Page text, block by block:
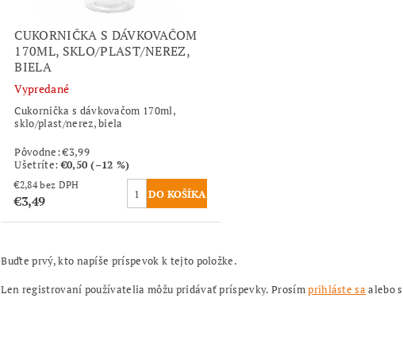
CUKORNIČKA S DÁVKOVAČOM
170ML, SKLO/PLAST/NEREZ,
BIELA
Vypredané
Cukornička s dávkovačom 170ml,
sklo/plast/nerez, biela
Pôvodne:€3,99
Ušetríte:€0,50 (–12 %)
€2,84 bez DPH
€3,49
Buďte prvý, kto napíše príspevok k tejto položke.
Len registrovaní používatelia môžu pridávať príspevky. Prosímprihláste saalebo